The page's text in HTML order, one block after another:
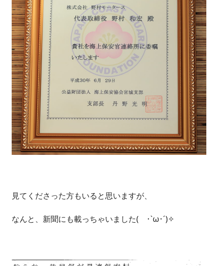
見てくださった方もいると思いますが、
なんと、新聞にも載っちゃいました( ･`ω･´)✧